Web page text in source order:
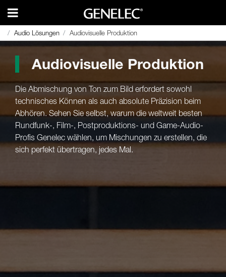
Audio Lösungen Audiovisuelle Produktion
Audio Lösungen Audiovisuelle Produktion
Audiovisuelle Produktion
Die Abmischung von Ton zum Bild erfordert sowohl
technisches Können als auch absolute Präzision beim
Abhören. Sehen Sie selbst, warum die weltweit besten
Rundfunk-, Film-, Postproduktions- und Game-Audio-
Profis Genelec wählen, um Mischungen zu erstellen, die
sich perfekt übertragen, jedes Mal.